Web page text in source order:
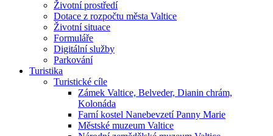
Životní prostředí
Dotace z rozpočtu města Valtice
Životní situace
Formuláře
Digitální služby
Parkování
Turistika
Turistické cíle
Zámek Valtice, Belveder, Dianin chrám,
Kolonáda
Farní kostel Nanebevzetí Panny Marie
Městské muzeum Valtice